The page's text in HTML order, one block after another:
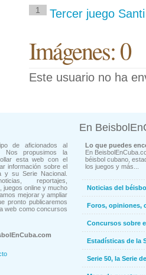
1 Tercer juego
Imágenes: 0
Este usuario no ha
de aficionados al
Nos propusimos la
esta web con el
información sobre el
y su Serie Nacional.
reportajes,
juegos online y mucho
mejorar y ampliar
pronto publicaremos
web como concursos
En
Lo que puedes
En
béisbol cubano,
los juegos y más...
Noticias del
Foros, opiniones,
Concursos sobre
Estadísticas de la
Serie 50, la Serie